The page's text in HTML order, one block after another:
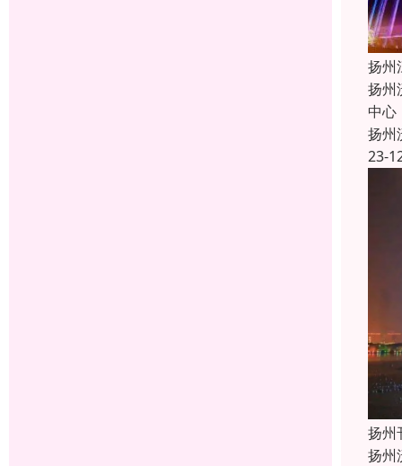
扬州
扬州
中心
扬州
23-
扬州
扬州